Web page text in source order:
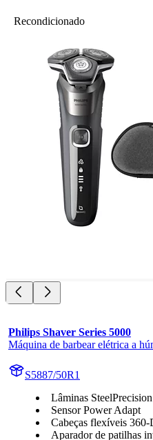
Recondicionado
Philips Shaver Series 5000
Máquina de barbear elétrica a
S5887/50R1
Lâminas SteelPrecision
Sensor Power Adapt
Cabeças flexíveis 360-
Aparador de patilhas